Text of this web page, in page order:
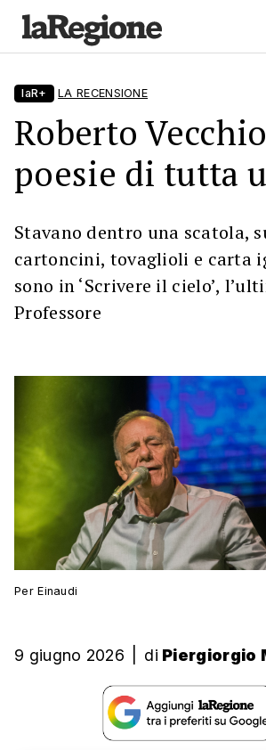
laR+ LA RECENSIONE
Roberto
poesie di tutta
Stavano dentro una scatola,
cartoncini, tovaglioli e carta
sono in ‘Scrivere il cielo’,
Professore
Per Einaudi
9 giugno 2026 di Piergiorgio